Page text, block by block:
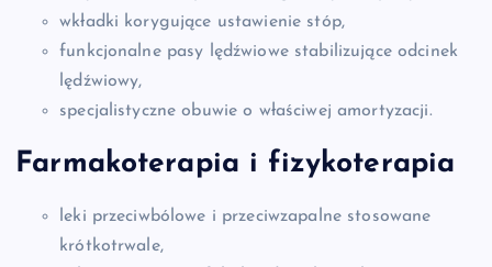
wkładki korygujące ustawienie stóp,
funkcjonalne pasy lędźwiowe stabilizujące odcinek
lędźwiowy,
specjalistyczne obuwie o właściwej amortyzacji.
Farmakoterapia i fizykoterapia
leki przeciwbólowe i przeciwzapalne stosowane
krótkotrwale,